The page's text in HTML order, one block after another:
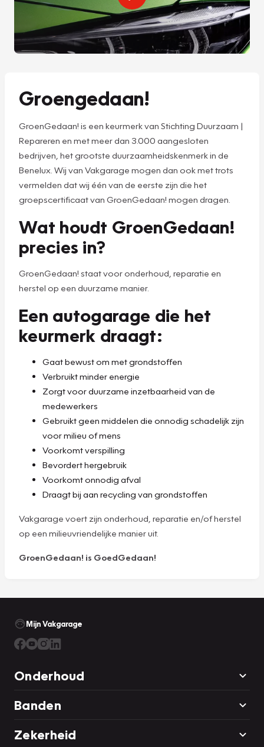
Groengedaan!
GroenGedaan! is een keurmerk van Stichting Duurzaam |
Repareren en met meer dan 3.000 aangesloten
bedrijven, het grootste duurzaamheidskenmerk in de
Benelux. Wij van Vakgarage mogen dan ook met trots
vermelden dat wij één van de eerste zijn die het
groepscertificaat van GroenGedaan! mogen dragen.
Wat houdt GroenGedaan!
precies in?
GroenGedaan! staat voor onderhoud, reparatie en
herstel op een duurzame manier.
Een autogarage die het
keurmerk draagt:
Gaat bewust om met grondstoffen
Verbruikt minder energie
Zorgt voor duurzame inzetbaarheid van de
medewerkers
Gebruikt geen middelen die onnodig schadelijk zijn
voor milieu of mens
Voorkomt verspilling
Bevordert hergebruik
Voorkomt onnodig afval
Draagt bij aan recycling van grondstoffen
Vakgarage voert zijn onderhoud, reparatie en/of herstel
op een milieuvriendelijke manier uit.
GroenGedaan! is GoedGedaan!
Mijn Vakgarage
Onderhoud
Banden
Zekerheid